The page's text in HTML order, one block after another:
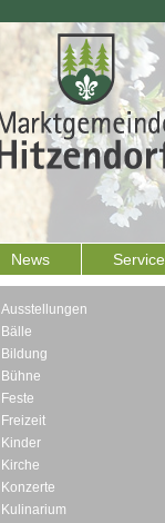
News Service
Ausstellungen
Bälle
Bildung
Bühne
Feste
Freizeit
Kinder
Kirche
Konzerte
Kulinarium